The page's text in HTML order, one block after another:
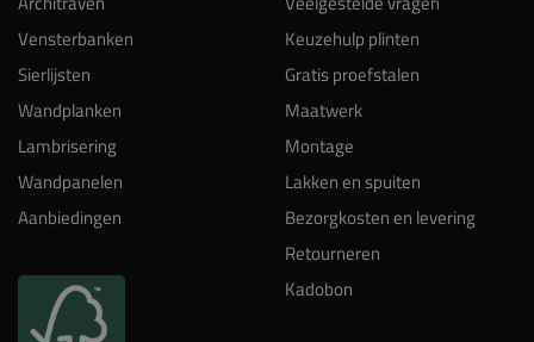
Wandpanelen
Aanbiedingen
Maatwerk
Lakken en spuiten
Retourneren